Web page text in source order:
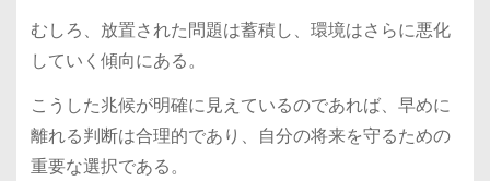
むしろ、放置された問題は蓄積し、環境はさらに悪化
していく傾向にある。
こうした兆候が明確に見えているのであれば、早めに
離れる判断は合理的であり、自分の将来を守るための
重要な選択である。